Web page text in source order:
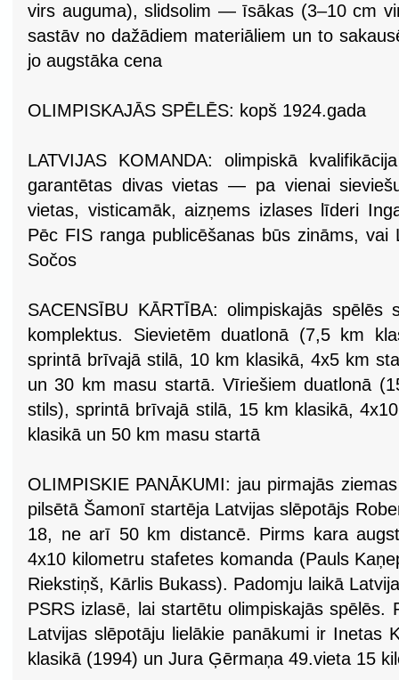
virs auguma), slidsolim — īsākas (3–10 cm
sastāv no dažādiem materiāliem un to
jo augstāka cena
OLIMPISKAJĀS SPĒLĒS: kopš 1924.gada
LATVIJAS KOMANDA: olimpiskā
garantētas divas vietas — pa vienai
vietas, visticamāk, aizņems izlases līderi
Pēc FIS ranga publicēšanas būs zināms, vai
Sočos
SACENSĪBU KĀRTĪBA: olimpiskajās
komplektus. Sievietēm duatlonā (7,5 km
sprintā brīvajā stilā, 10 km klasikā, 4x5 km
un 30 km masu startā. Vīriešiem duatlonā
stils), sprintā brīvajā stilā, 15 km klasikā,
klasikā un 50 km masu startā
OLIMPISKIE PANĀKUMI: jau pirmajās
pilsētā Šamonī startēja Latvijas slēpotājs
18, ne arī 50 km distancē. Pirms kara
4x10 kilometru stafetes komanda (Pauls
Riekstiņš, Kārlis Bukass). Padomju laikā
PSRS izlasē, lai startētu olimpiskajās spēlēs.
Latvijas slēpotāju lielākie panākumi ir Inetas
klasikā (1994) un Jura Ģērmaņa 49.vieta 15